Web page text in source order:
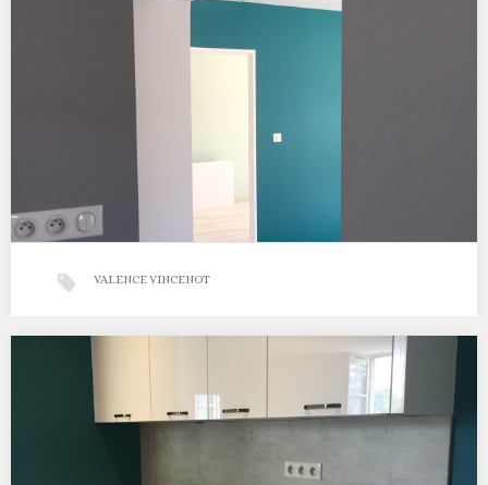
Valence Sud, projet réhabilitation extension
Mission Conception / chantier 2017 Après la pause estivale, un
retour sur un projet réceptionné début…
VALENCE VINCENOT